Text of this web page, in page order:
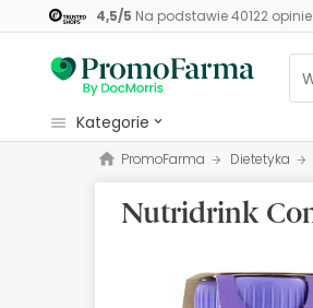
4,5/5 Na podstawie40122opinie
kategorie
Kosmetyki
Zdrowie
PromoFarma Dietetyka
Nutridrink